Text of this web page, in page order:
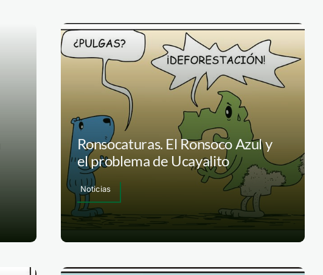
Ronsocaturas. El Ronsoco Azul y
el problema de Ucayalito
Noticias